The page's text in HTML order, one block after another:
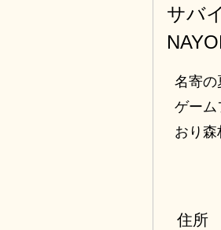
サバ
名寄の
ゲーム
おり森
めま
住所